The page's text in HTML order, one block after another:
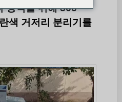
양식을 위해 300-
색 거저리 분리기를